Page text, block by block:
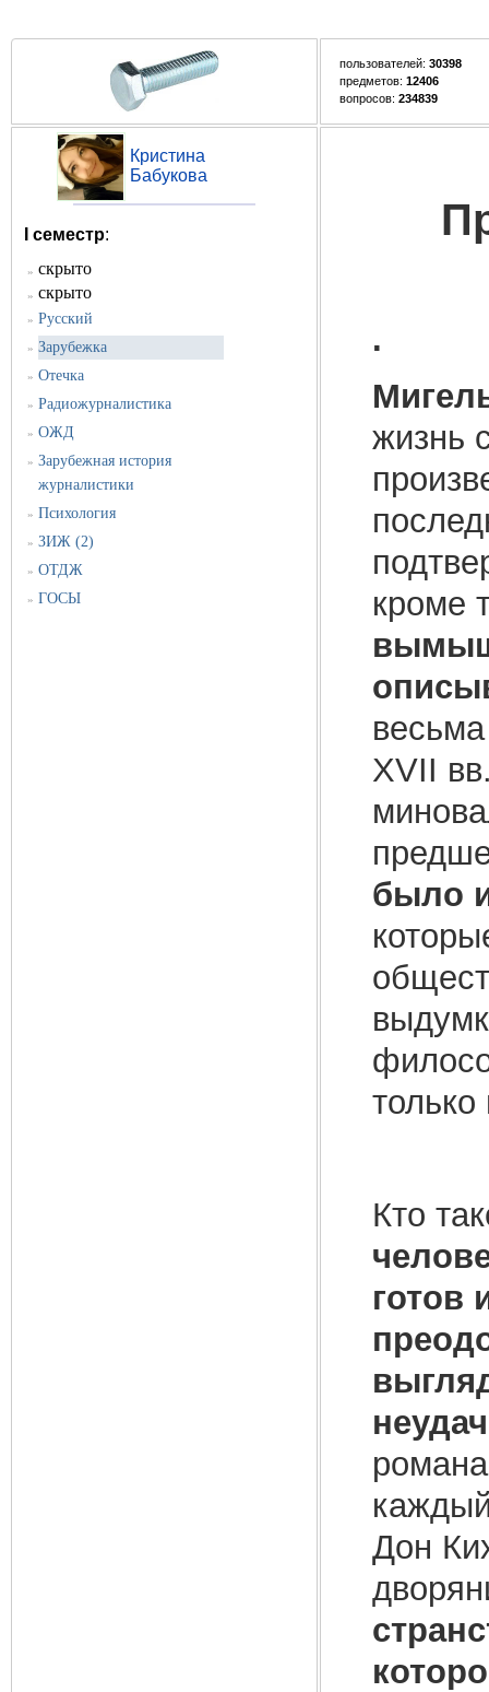
пользователей: 30398
предметов: 12406
вопросов: 234839
Кристина
Бабукова
I семестр:
» скрыто
» скрыто
» Русский
» Зарубежка
» Отечка
» Радиожурналистика
» ОЖД
» Зарубежная история
журналистики
» Психология
» ЗИЖ (2)
» ОТДЖ
» ГОСЫ
.
жизнь
кроме
XVII
было
Кто
готов
Дон